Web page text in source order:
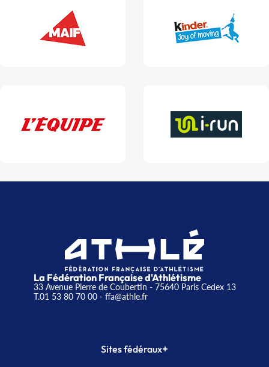
La Fédération Française d'Athlétisme
33 Avenue Pierre de Coubertin - 75640 Paris Cedex 13
T.01 53 80 70 00- ffa@athle.fr
Sites fédéraux+